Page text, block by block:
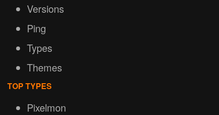
Versions
Ping
Types
Themes
TOP TYPES
Pixelmon